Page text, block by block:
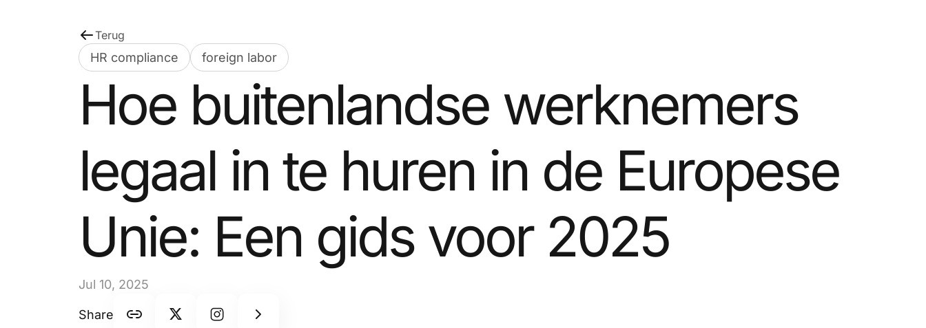
Terug
HR compliance foreign labor
Hoe buitenlandse werknemers
legaal in te huren in de Europese
Unie: Een gids voor 2025
Jul 10, 2025
Share